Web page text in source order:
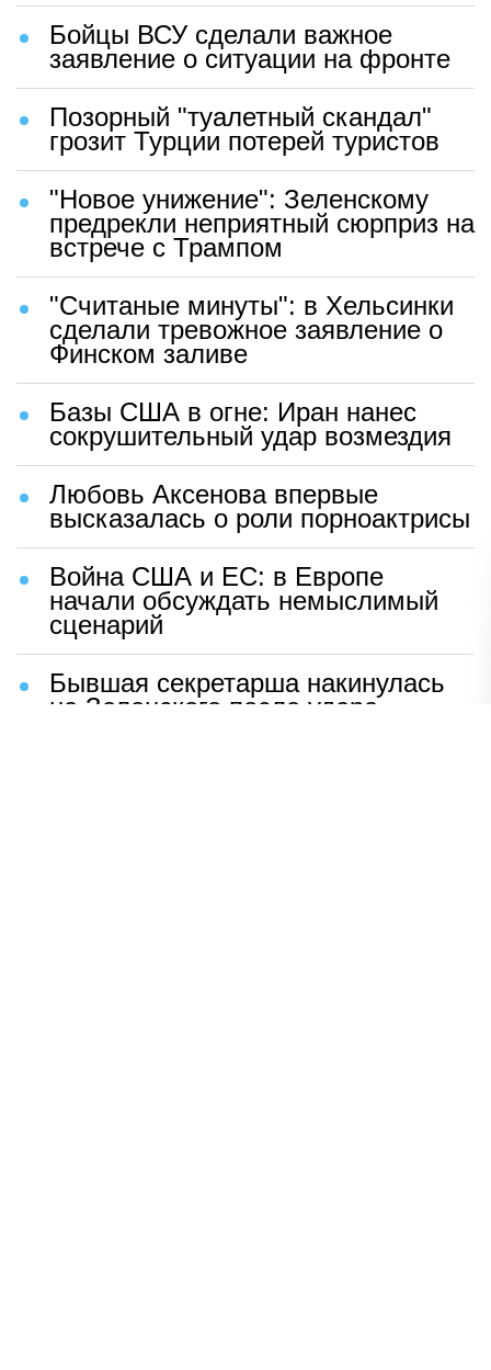
Бойцы ВСУ сделали важное
заявление о ситуации на фронте
Позорный "туалетный скандал"
грозит Турции потерей туристов
"Новое унижение": Зеленскому
предрекли неприятный сюрприз на
встрече с Трампом
"Считаные минуты": в Хельсинки
сделали тревожное заявление о
Финском заливе
Базы США в огне: Иран нанес
сокрушительный удар возмездия
Любовь Аксенова впервые
высказалась о роли порноактрисы
Война США и ЕС: в Европе
начали обсуждать немыслимый
сценарий
Бывшая секретарша накинулась
на Зеленского после удара